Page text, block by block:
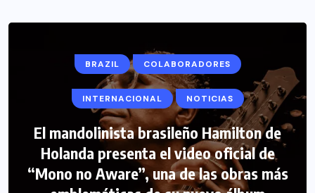
BRAZIL COLABORADORES
INTERNACIONAL NOTICIAS
El mandolinista brasileño Hamilton de
Holanda presenta el video oficial de
“Mono no Aware”, una de las obras más
COLABORADORES INTERNACIONAL
NOTICIAS PERIODISMO TURISTICO